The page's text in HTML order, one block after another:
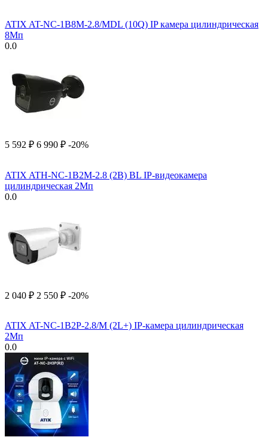
ATIX AT-NC-1B8M-2.8/MDL (10Q) IP камера цилиндрическая
8Мп
0.0
5 592 ₽ 6 990 ₽ -20%
ATIX ATH-NC-1B2M-2.8 (2B) BL IP-видеокамера
цилиндрическая 2Мп
0.0
2 040 ₽ 2 550 ₽ -20%
ATIX AT-NC-1B2P-2.8/M (2L+) IP-камера цилиндрическая
2Мп
0.0